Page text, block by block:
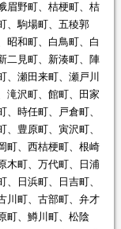
眉野町、桔梗町、桔
、駒場町、五稜郭
昭和町、白鳥町、白
二見町、新湊町、陣
、瀬田来町、瀬戸川
滝沢町、館町、田家
時任町、戸倉町、
豊原町、寅沢町、
町、西桔梗町、根崎
木町、万代町、日浦
日浜町、日吉町、
川町、古部町、弁才
町、鱒川町、松陰